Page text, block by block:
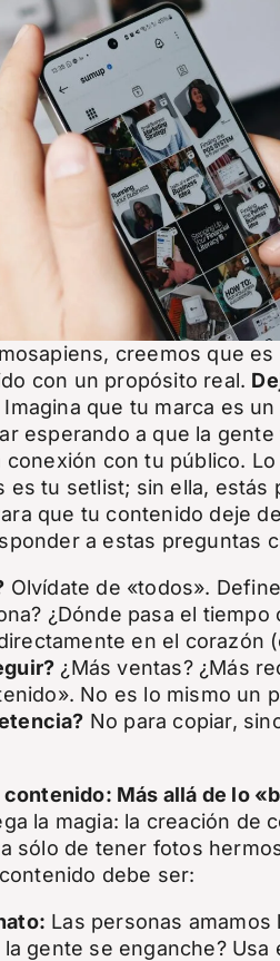
creemos que
con un propósito real.
Imagina que tu marca es
esperando a que la
con tu público.
es tu setlist; sin ella, estás
que tu contenido deje
a estas preguntas
Olvídate de «todos».
¿Dónde pasa el
en el corazón
¿Más ventas? ¿Más
No es lo mismo un
No para copiar,
Más allá de lo
la magia: la creación de
sólo de tener fotos
debe ser:
Las personas amamos
gente se enganche?